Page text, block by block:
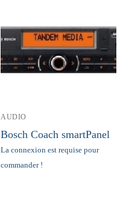
AUDIO
Bosch Coach smartPanel
La connexion est requise pour
commander !